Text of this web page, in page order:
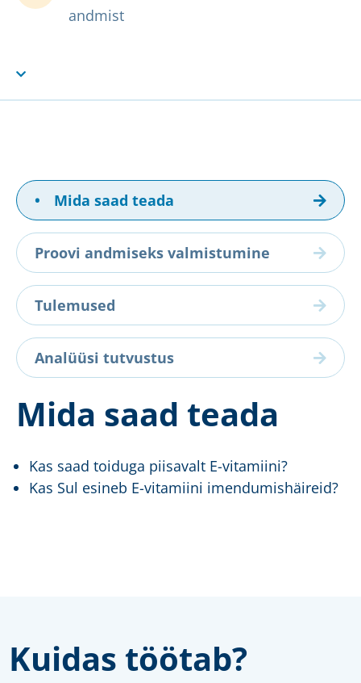
andmist
• Mida saad teada
Proovi andmiseks valmistumine
Tulemused
Analüüsi tutvustus
Mida saad teada
Kas saad toiduga piisavalt E-vitamiini?
Kas Sul esineb E-vitamiini imendumishäireid?
Kuidas töötab?